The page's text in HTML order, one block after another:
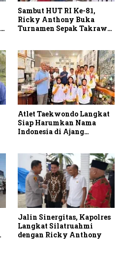
Sambut HUT RI Ke-81,
Ricky Anthony Buka
Turnamen Sepak Takraw
Atlet Taekwondo Langkat
Siap Harumkan Nama
Indonesia di Ajang
Jalin Sinergitas, Kapolres
Langkat Silatruahmi
dengan Ricky Anthony